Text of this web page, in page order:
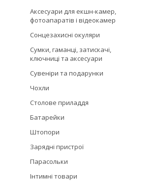
Аксесуари для екшн-камер,
фотоапаратів і відеокамер
Сонцезахисні окуляри
Сумки, гаманці, затискачі,
ключниці та аксесуари
Сувеніри та подарунки
Чохли
Столове приладдя
Батарейки
Штопори
Зарядні пристрої
Парасольки
Інтимні товари